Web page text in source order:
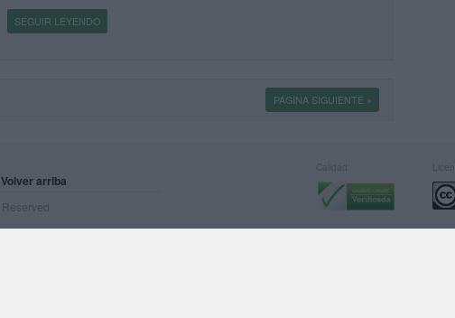
SEGUIR LEYENDO
PÁGINA SIGUIENTE »
Volver arriba